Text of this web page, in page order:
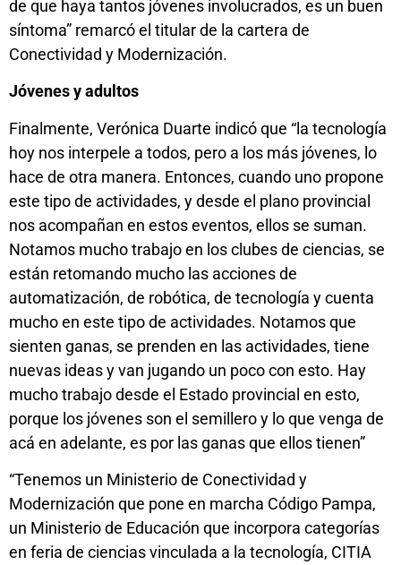
de que haya tantos jóvenes involucrados, es un buen
síntoma” remarcó el titular de la cartera de
Conectividad y Modernización.
Jóvenes y adultos
Finalmente, Verónica Duarte indicó que “la tecnología
hoy nos interpele a todos, pero a los más jóvenes, lo
hace de otra manera. Entonces, cuando uno propone
este tipo de actividades, y desde el plano provincial
nos acompañan en estos eventos, ellos se suman.
Notamos mucho trabajo en los clubes de ciencias, se
están retomando mucho las acciones de
automatización, de robótica, de tecnología y cuenta
mucho en este tipo de actividades. Notamos que
sienten ganas, se prenden en las actividades, tiene
nuevas ideas y van jugando un poco con esto. Hay
mucho trabajo desde el Estado provincial en esto,
porque los jóvenes son el semillero y lo que venga de
acá en adelante, es por las ganas que ellos tienen”
“Tenemos un Ministerio de Conectividad y
Modernización que pone en marcha Código Pampa,
un Ministerio de Educación que incorpora categorías
en feria de ciencias vinculada a la tecnología, CITIA